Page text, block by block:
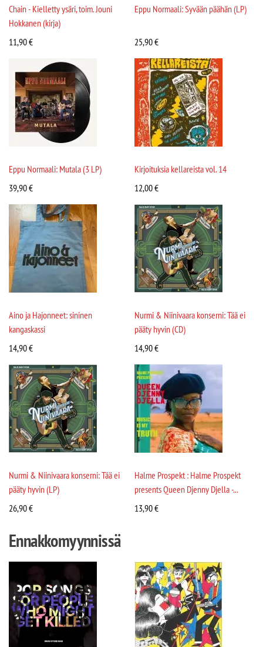
Chain - Kielletty ysäri, toim. Jouni
Hokkanen (kirja)
11,90€
Eppu Normaali: Syvään päähän (LP)
25,90€
Eppu Normaali: Mutala (3 LP)
39,90€
Kirjoituksia kellareista vol. 14
12,00€
Aino ja Hajonneet: sininen
kangaskassi
14,90€
Nurmi & Niinivaara konserni: Tää ei
pääty hyvin (CD)
14,90€
Nurmi & Niinivaara konserni: Tää ei
pääty hyvin (LP)
26,90€
Halme Prospekt : Halme Prospekt
presents Queen Djenny Djella -...
13,90€
Ennakkomyynnissä